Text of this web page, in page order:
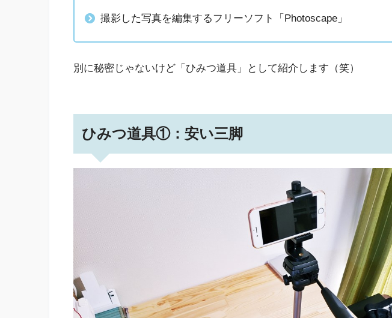
撮影した写真を編集するフリーソフト「Photoscape」
別に秘密じゃないけど「ひみつ道具」として紹介します（笑）
ひみつ道具①：安い三脚